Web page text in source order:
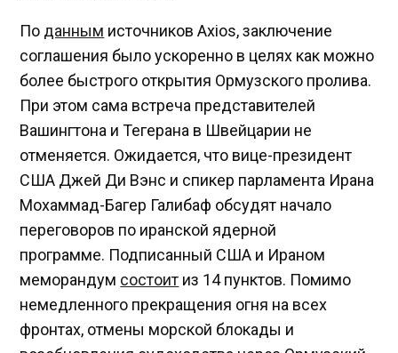
По данным источников Axios, заключение
соглашения было ускоренно в целях как можно
более быстрого открытия Ормузского пролива.
При этом сама встреча представителей
Вашингтона и Тегерана в Швейцарии не
отменяется. Ожидается, что вице-президент
США Джей Ди Вэнс и спикер парламента Ирана
Мохаммад-Багер Галибаф обсудят начало
переговоров по иранской ядерной
программе. Подписанный США и Ираном
меморандум состоит из 14 пунктов. Помимо
немедленного прекращения огня на всех
фронтах, отмены морской блокады и